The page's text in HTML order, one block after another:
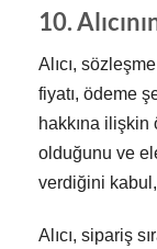
10.
Alıcı,
fiyatı, ödeme
hakkına
olduğunu ve
verdiğini
Alıcı, sipariş